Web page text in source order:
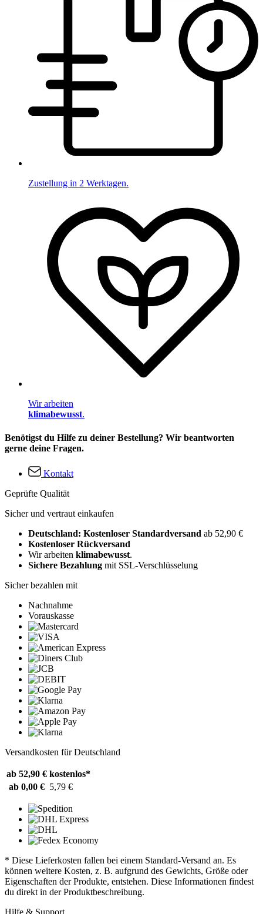
Zustellung in 2 Werktagen.
Wir arbeiten
klimabewusst.
Benötigst du Hilfe zu deiner Bestellung? Wir beantworten
gerne deine Fragen.
Kontakt
Geprüfte Qualität
Sicher und vertraut einkaufen
Deutschland: Kostenloser Standardversand ab 52,90 €
Kostenloser Rückversand
Wir arbeiten klimabewusst.
Sichere Bezahlung mit SSL-Verschlüsselung
Sicher bezahlen mit
Nachnahme
Vorauskasse
Versandkosten für Deutschland
ab 52,90 € kostenlos*
ab 0,00 € 5,79 €
* Diese Lieferkosten fallen bei einem Standard-Versand an. Es
können weitere Kosten, z. B. aufgrund des Gewichts, Größe oder
Eigenschaften der Produkte, entstehen. Diese Informationen findest
du direkt in der Produktbeschreibung.
Hilfe & Support